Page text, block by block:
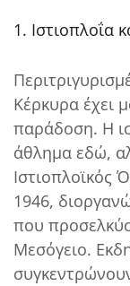
1. Ιστιοπλοΐα
Κέρκυρα έχει
παράδοση. Η
άθλημα εδώ,
Ιστιοπλοϊκός
1946,
που
Μεσόγειο.